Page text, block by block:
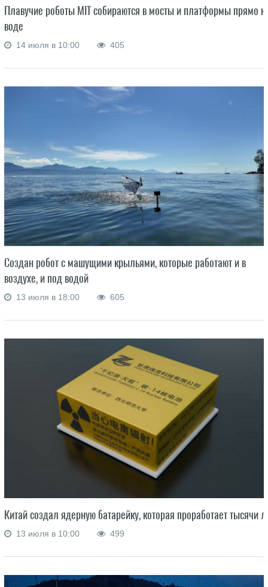
Плавучие роботы MIT собираются в мосты и платформы прямо
воде
14 июля в 10:00 405
Создан робот с машущими крыльями, которые работают и в
воздухе, и под водой
13 июля в 18:00 605
Китай создал ядерную батарейку, которая проработает тысячи
13 июля в 10:00 499